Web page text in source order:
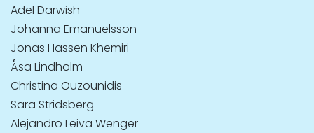
Adel Darwish
Johanna Emanuelsson
Jonas Hassen Khemiri
Åsa Lindholm
Christina Ouzounidis
Sara Stridsberg
Alejandro Leiva Wenger